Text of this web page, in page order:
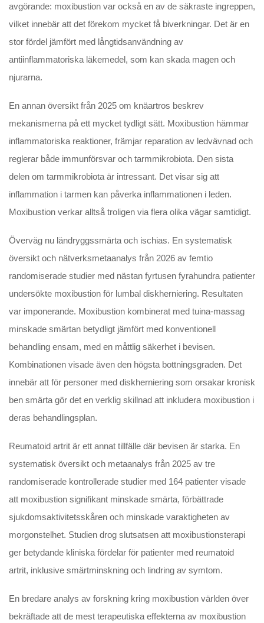
avgörande: moxibustion var också en av de säkraste ingreppen,
vilket innebär att det förekom mycket få biverkningar. Det är en
stor fördel jämfört med långtidsanvändning av
antiinflammatoriska läkemedel, som kan skada magen och
njurarna.
En annan översikt från 2025 om knäartros beskrev
mekanismerna på ett mycket tydligt sätt. Moxibustion hämmar
inflammatoriska reaktioner, främjar reparation av ledvävnad och
reglerar både immunförsvar och tarmmikrobiota. Den sista
delen om tarmmikrobiota är intressant. Det visar sig att
inflammation i tarmen kan påverka inflammationen i leden.
Moxibustion verkar alltså troligen via flera olika vägar samtidigt.
Överväg nu ländryggssmärta och ischias. En systematisk
översikt och nätverksmetaanalys från 2026 av femtio
randomiserade studier med nästan fyrtusen fyrahundra patienter
undersökte moxibustion för lumbal diskherniering. Resultaten
var imponerande. Moxibustion kombinerat med tuina-massag
minskade smärtan betydligt jämfört med konventionell
behandling ensam, med en måttlig säkerhet i bevisen.
Kombinationen visade även den högsta bottningsgraden. Det
innebär att för personer med diskherniering som orsakar kronisk
ben smärta gör det en verklig skillnad att inkludera moxibustion i
deras behandlingsplan.
Reumatoid artrit är ett annat tillfälle där bevisen är starka. En
systematisk översikt och metaanalys från 2025 av tre
randomiserade kontrollerade studier med 164 patienter visade
att moxibustion signifikant minskade smärta, förbättrade
sjukdomsaktivitetsskåren och minskade varaktigheten av
morgonstelhet. Studien drog slutsatsen att moxibustionsterapi
ger betydande kliniska fördelar för patienter med reumatoid
artrit, inklusive smärtminskning och lindring av symtom.
En bredare analys av forskning kring moxibustion världen över
bekräftade att de mest terapeutiska effekterna av moxibustion